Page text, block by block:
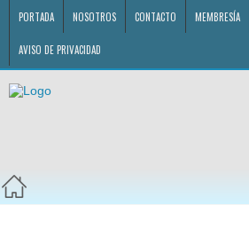
PORTADA NOSOTROS CONTACTO MEMBRESÍA
AVISO DE PRIVACIDAD